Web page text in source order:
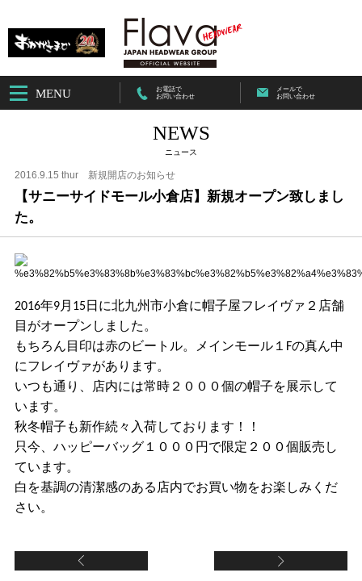
MENU
お電話で
お問い合わせ
メールで
お問い合わせ
NEWS
ニュース
2016.9.15 thur 新規開店のお知らせ
【サニーサイドモール小倉店】新規オープン致しまし
た。
2016年9月15日に北九州市小倉に帽子屋フレイヴァ２店舗
目がオープンしました。
もちろん目印は赤のビートル。メインモール１Fの真ん中
にフレイヴァがあります。
いつも通り、店内には常時２０００個の帽子を展示して
います。
秋冬帽子も新作続々入荷しております！！
只今、ハッピーバッグ１０００円で限定２００個販売し
ています。
白を基調の清潔感のある店内でお買い物をお楽しみくだ
さい。